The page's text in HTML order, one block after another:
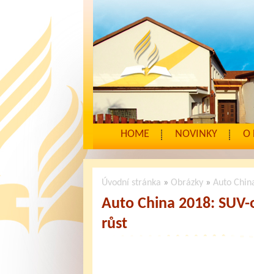
HOME NOVINKY O
Úvodní stránka » Obrázky» Auto
Auto China 2018:
růst